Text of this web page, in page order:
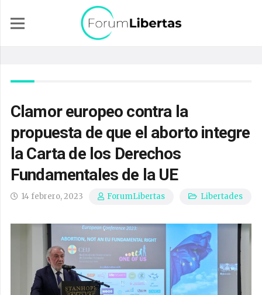
Clamor europeo contra la
propuesta de que el aborto integre
la Carta de los Derechos
Fundamentales de la UE
14 febrero, 2023 ForumLibertas Libertades